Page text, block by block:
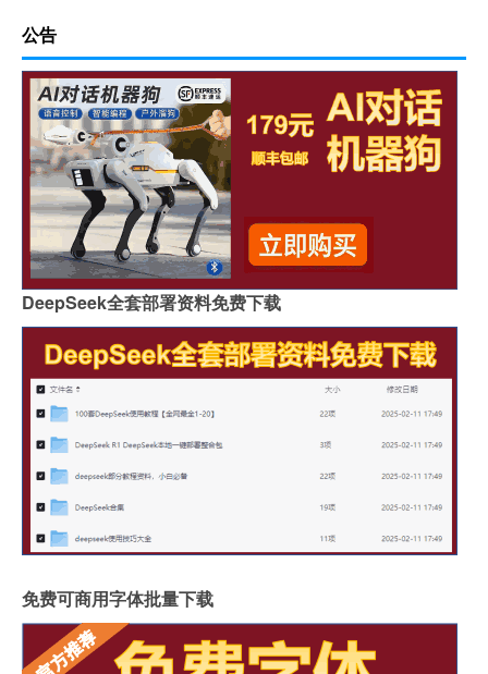
公告
DeepSeek全套部署资料免费下载
免费可商用字体批量下载